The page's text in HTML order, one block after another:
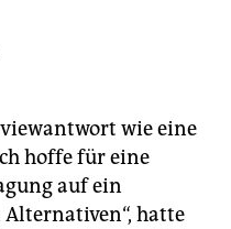
wie eine
hoffe für eine
auf ein
hatte